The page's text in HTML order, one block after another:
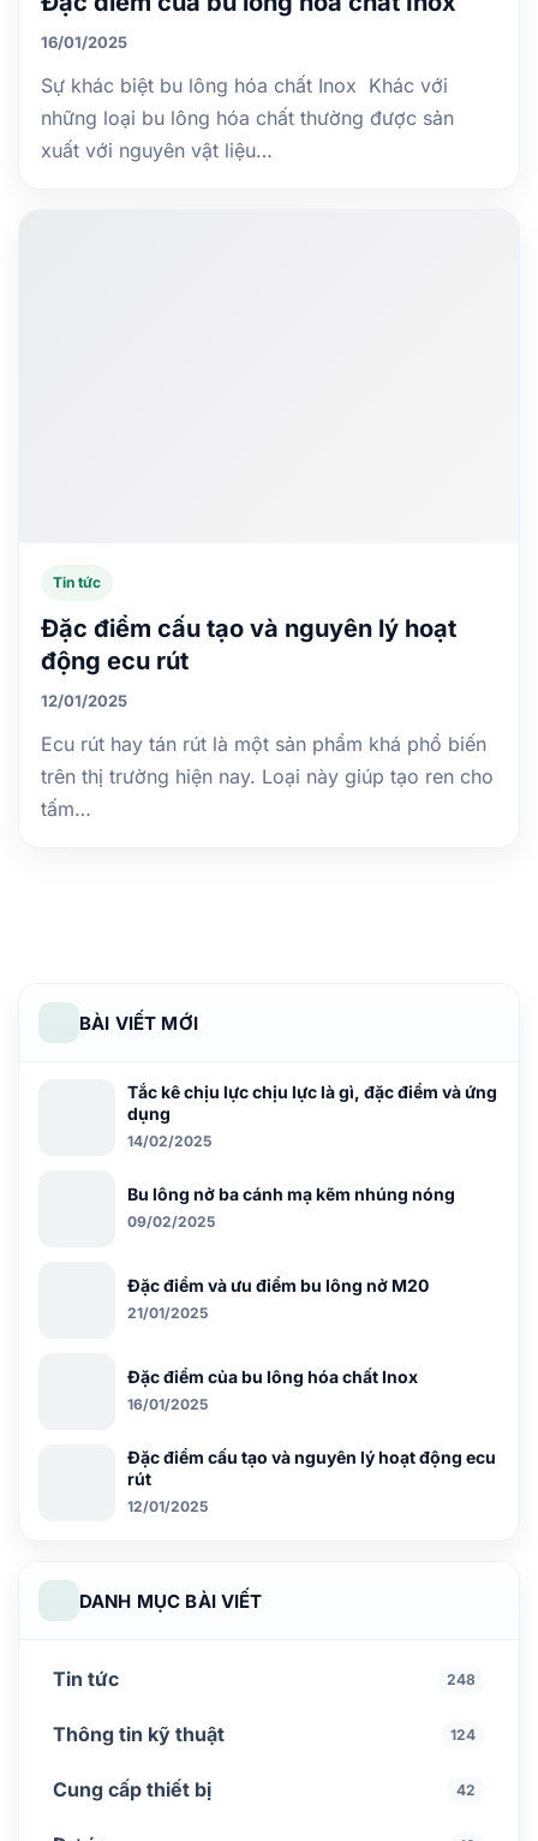
16/01/2025
Sự khác biệt bu lông hóa chất Inox Khác với
những loại bu lông hóa chất thường được sản
xuất với nguyên vật liệu…
Tin tức
Đặc điểm cấu tạo và nguyên lý hoạt
động ecu rút
12/01/2025
Ecu rút hay tán rút là một sản phẩm khá phổ biến
trên thị trường hiện nay. Loại này giúp tạo ren cho
tấm…
BÀI VIẾT MỚI
Tắc kê chịu lực chịu lực là gì, đặc điểm và ứng
dụng
14/02/2025
Bu lông nở ba cánh mạ kẽm nhúng nóng
09/02/2025
Đặc điểm và ưu điểm bu lông nở M20
21/01/2025
Đặc điểm của bu lông hóa chất Inox
16/01/2025
Đặc điểm cấu tạo và nguyên lý hoạt động ecu
rút
12/01/2025
DANH MỤC BÀI VIẾT
Tin tức 248
Thông tin kỹ thuật 124
Cung cấp thiết bị 42